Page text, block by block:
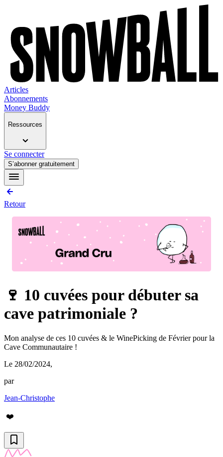
Articles
Abonnements
Money Buddy
Ressources
Se connecter
S’abonner gratuitement
Retour
🍷 10 cuvées pour débuter sa
cave patrimoniale ?
Mon analyse de ces 10 cuvées & le WinePicking de Février pour la
Cave Communautaire !
Le 28/02/2024,
par
Jean-Christophe
❤️